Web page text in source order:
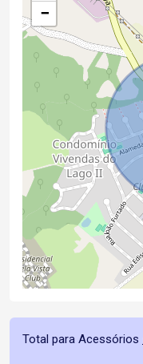
−
Total para Acessórios